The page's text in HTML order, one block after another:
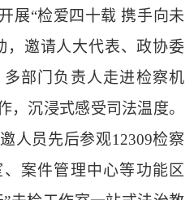
展“检爱四十载 携手向未
，邀请人大代表、政协委
部门负责人走进检察机
，沉浸式感受司法温度。
人员先后参观12309检察
案件管理中心等功能区